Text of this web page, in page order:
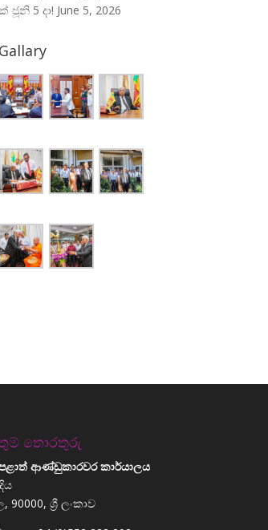
ජූනි 5 දා! June 5, 2026
Gallary
තොරතුරු
ආණ්ඩුකාරවර කාර්යාලය
90000, ශ්‍රී ලංකාව